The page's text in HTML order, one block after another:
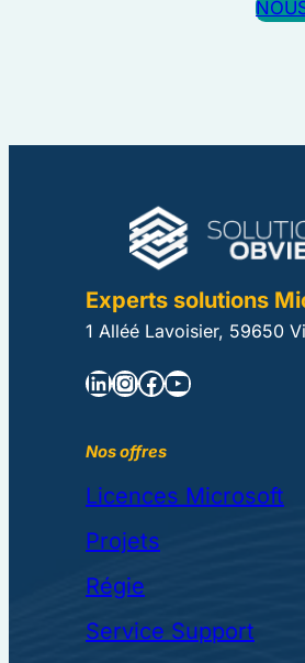
Experts solutions
1 Alléé Lavoisier, 59650
LinkedIn InstagramFacebook YouTube
Nos offres
Licences Microsoft
Projets
Régie
Service Support